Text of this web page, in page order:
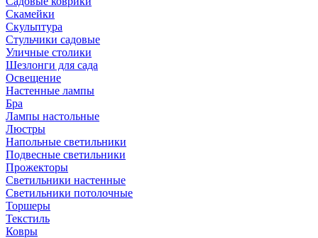
Скамейки
Скульптура
Стульчики садовые
Уличные столики
Шезлонги для сада
Освещение
Hастенные лампы
Бра
Лампы настольные
Люстры
Напольные светильники
Подвесные светильники
Прожекторы
Светильники настенные
Светильники потолочные
Торшеры
Текстиль
Ковры